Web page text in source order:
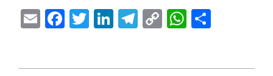
EmailFacebook
Twitter
LinkedIn
Telegram
Copy